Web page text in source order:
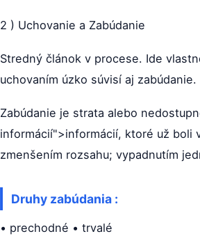
2 ) Uchovanie a Zabúdanie
Stredný článok v procese. Ide
uchovaním úzko súvisí aj
Zabúdanie je strata alebo
informácií">informácií, ktoré už boli
zmenšením rozsahu; vypadnutím
Druhy zabúdania :
• prechodné • trvalé